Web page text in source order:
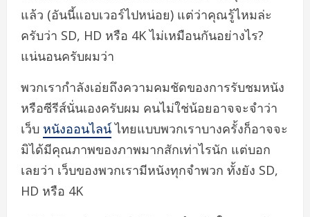
แล้ว (อันนี้แอบเวอร์ไปหน่อย) แต่ว่าคุณรู้ไหมล่ะ
ครับว่า SD, HD หรือ 4K ไม่เหมือนกันอย่างไร?
แน่นอนครับผมว่า
พวกเรากำลังเอ่ยถึงความคมชัดของการรับชมหนัง
หรือซีรีส์นั่นเองครับผม คนไม่ใช่น้อยอาจจะจำว่า
เว็บ หนังออนไลน์ไทยแบบพวกเราบางครั้งก็อาจจะ
มิได้มีคุณภาพของภาพมากสักเท่าไรนัก แต่บอก
เลยว่า เว็บของพวกเรามีหนังทุกจำพวก ทั้งยัง SD,
HD หรือ 4K